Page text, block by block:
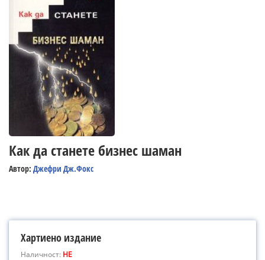
Как да станете бизнес шаман
Автор: Джефри Дж.Фокс
Хартиено издание
Наличност: НЕ